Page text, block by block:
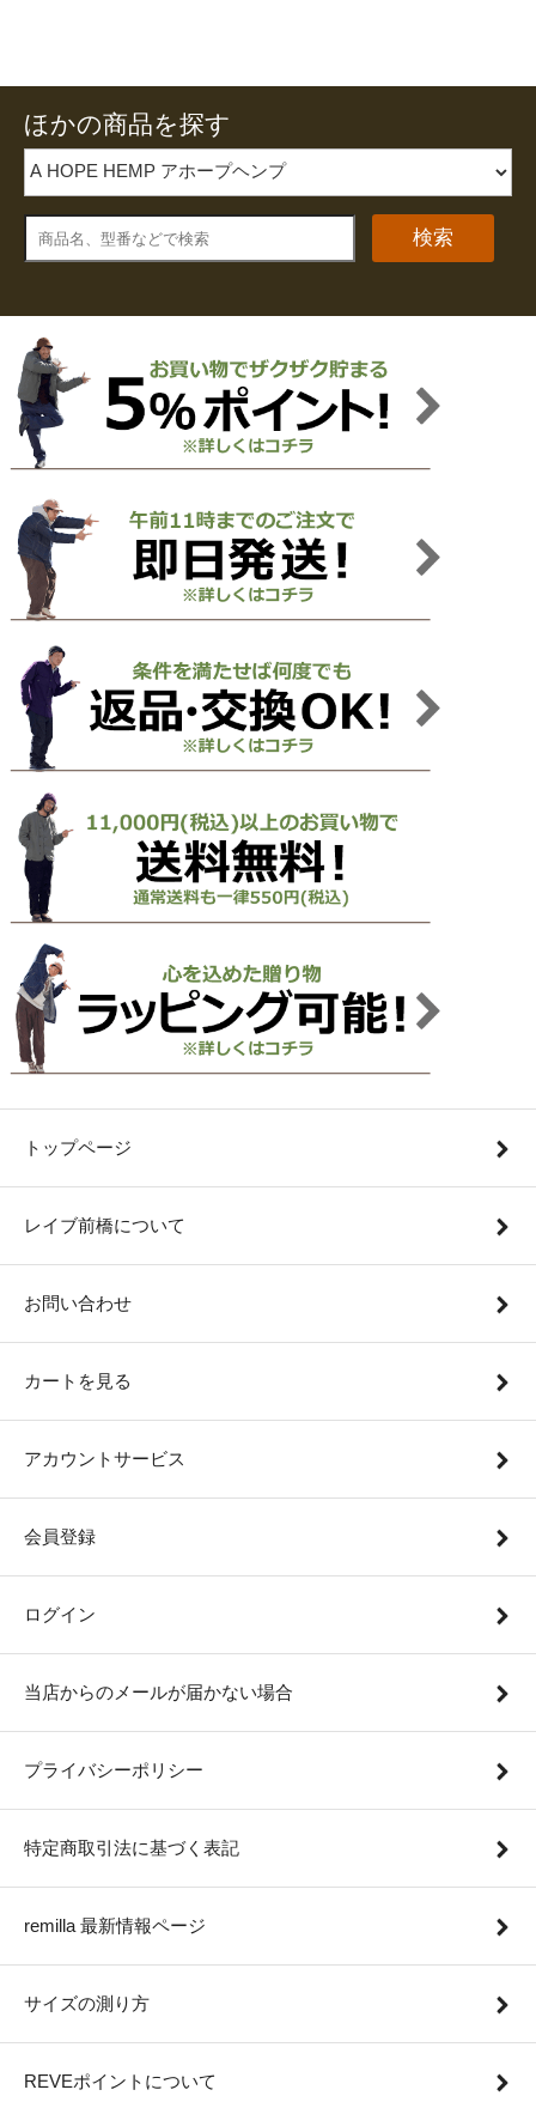
ほかの商品を探す
検索
トップページ
レイブ前橋について
お問い合わせ
カートを見る
アカウントサービス
会員登録
ログイン
当店からのメールが届かない場合
プライバシーポリシー
特定商取引法に基づく表記
remilla 最新情報ページ
サイズの測り方
REVEポイントについて